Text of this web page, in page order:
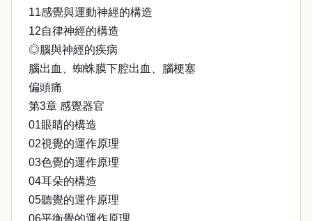
11感覺與運動神經的構造
12自律神經的構造
◎腦與神經的疾病
腦出血、蜘蛛膜下腔出血、腦梗塞
偏頭痛
第3章 感覺器官
01眼睛的構造
02視覺的運作原理
03色覺的運作原理
04耳朵的構造
05聽覺的運作原理
06平衡覺的運作原理